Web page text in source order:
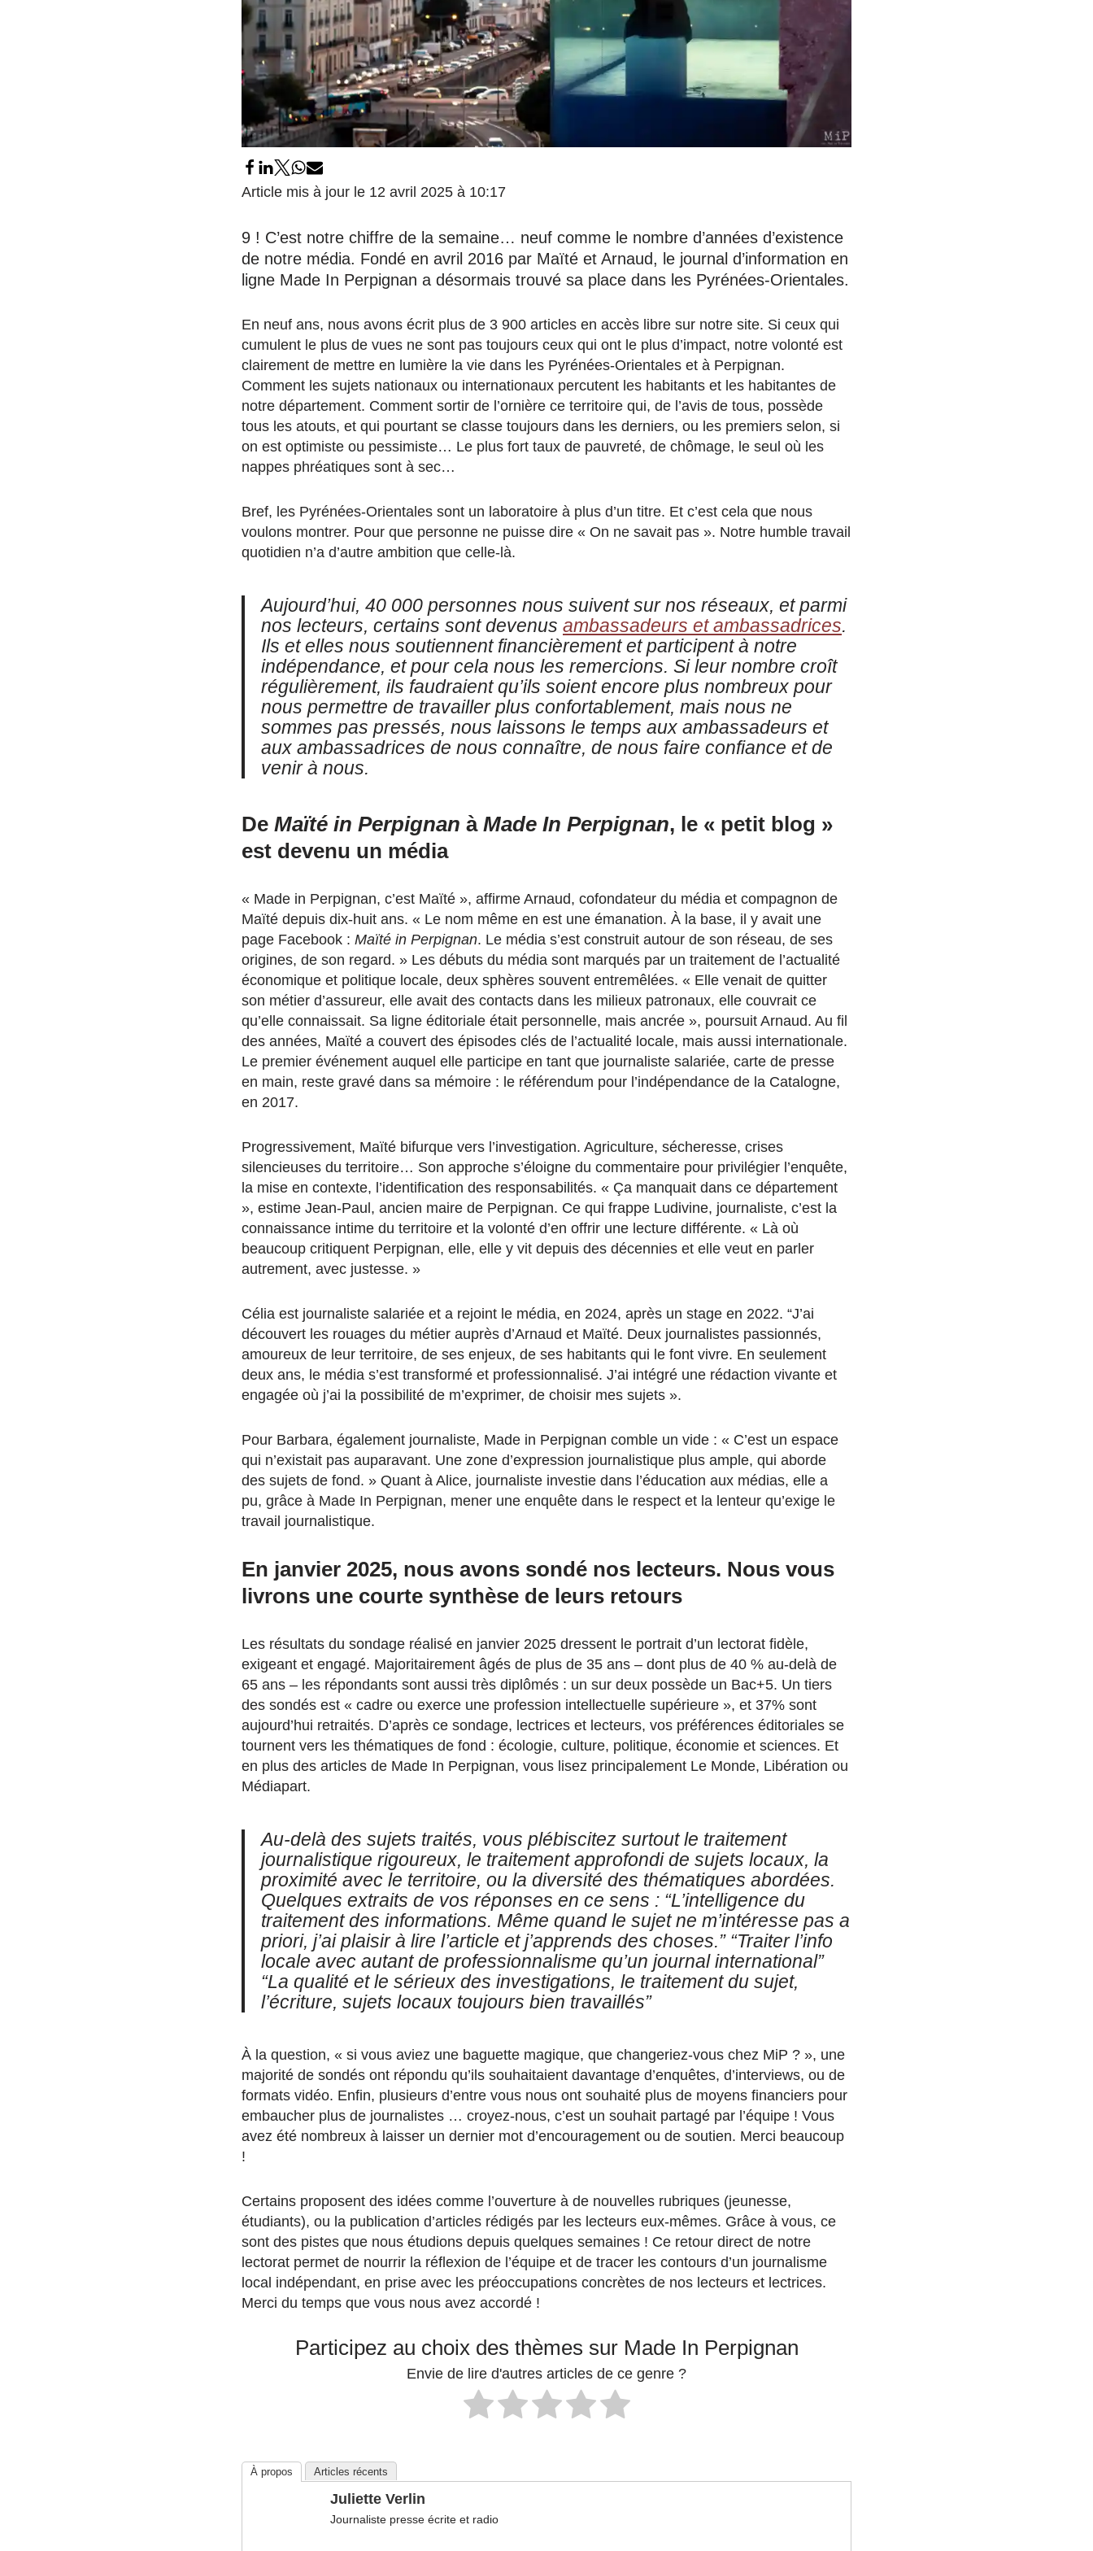
Article mis à jour le 12 avril 2025 à 10:17
9 ! C’est notre chiffre de la semaine… neuf comme le nombre d’années d’existence
de notre média. Fondé en avril 2016 par Maïté et Arnaud, le journal d’information en
ligne Made In Perpignan a désormais trouvé sa place dans les Pyrénées-Orientales.
En neuf ans, nous avons écrit plus de 3 900 articles en accès libre sur notre site. Si ceux qui
cumulent le plus de vues ne sont pas toujours ceux qui ont le plus d’impact, notre volonté est
clairement de mettre en lumière la vie dans les Pyrénées-Orientales et à Perpignan.
Comment les sujets nationaux ou internationaux percutent les habitants et les habitantes de
notre département. Comment sortir de l’ornière ce territoire qui, de l’avis de tous, possède
tous les atouts, et qui pourtant se classe toujours dans les derniers, ou les premiers selon, si
on est optimiste ou pessimiste… Le plus fort taux de pauvreté, de chômage, le seul où les
nappes phréatiques sont à sec…
Bref, les Pyrénées-Orientales sont un laboratoire à plus d’un titre. Et c’est cela que nous
voulons montrer. Pour que personne ne puisse dire « On ne savait pas ». Notre humble travail
quotidien n’a d’autre ambition que celle-là.
Aujourd’hui, 40 000 personnes nous suivent sur nos réseaux, et parmi
nos lecteurs, certains sont devenus ambassadeurs et ambassadrices.
Ils et elles nous soutiennent financièrement et participent à notre
indépendance, et pour cela nous les remercions. Si leur nombre croît
régulièrement, ils faudraient qu’ils soient encore plus nombreux pour
nous permettre de travailler plus confortablement, mais nous ne
sommes pas pressés, nous laissons le temps aux ambassadeurs et
aux ambassadrices de nous connaître, de nous faire confiance et de
venir à nous.
De Maïté in Perpignan à Made In Perpignan, le « petit blog »
est devenu un média
« Made in Perpignan, c’est Maïté », affirme Arnaud, cofondateur du média et compagnon de
Maïté depuis dix-huit ans. « Le nom même en est une émanation. À la base, il y avait une
page Facebook : Maïté in Perpignan. Le média s’est construit autour de son réseau, de ses
origines, de son regard. » Les débuts du média sont marqués par un traitement de l’actualité
économique et politique locale, deux sphères souvent entremêlées. « Elle venait de quitter
son métier d’assureur, elle avait des contacts dans les milieux patronaux, elle couvrait ce
qu’elle connaissait. Sa ligne éditoriale était personnelle, mais ancrée », poursuit Arnaud. Au fil
des années, Maïté a couvert des épisodes clés de l’actualité locale, mais aussi internationale.
Le premier événement auquel elle participe en tant que journaliste salariée, carte de presse
en main, reste gravé dans sa mémoire : le référendum pour l’indépendance de la Catalogne,
en 2017.
Progressivement, Maïté bifurque vers l’investigation. Agriculture, sécheresse, crises
silencieuses du territoire… Son approche s’éloigne du commentaire pour privilégier l’enquête,
la mise en contexte, l’identification des responsabilités. « Ça manquait dans ce département
», estime Jean-Paul, ancien maire de Perpignan. Ce qui frappe Ludivine, journaliste, c’est la
connaissance intime du territoire et la volonté d’en offrir une lecture différente. « Là où
beaucoup critiquent Perpignan, elle, elle y vit depuis des décennies et elle veut en parler
autrement, avec justesse. »
Célia est journaliste salariée et a rejoint le média, en 2024, après un stage en 2022. “J’ai
découvert les rouages du métier auprès d’Arnaud et Maïté. Deux journalistes passionnés,
amoureux de leur territoire, de ses enjeux, de ses habitants qui le font vivre. En seulement
deux ans, le média s’est transformé et professionnalisé. J’ai intégré une rédaction vivante et
engagée où j’ai la possibilité de m’exprimer, de choisir mes sujets ».
Pour Barbara, également journaliste, Made in Perpignan comble un vide : « C’est un espace
qui n’existait pas auparavant. Une zone d’expression journalistique plus ample, qui aborde
des sujets de fond. » Quant à Alice, journaliste investie dans l’éducation aux médias, elle a
pu, grâce à Made In Perpignan, mener une enquête dans le respect et la lenteur qu’exige le
travail journalistique.
En janvier 2025, nous avons sondé nos lecteurs. Nous vous
livrons une courte synthèse de leurs retours
Les résultats du sondage réalisé en janvier 2025 dressent le portrait d’un lectorat fidèle,
exigeant et engagé. Majoritairement âgés de plus de 35 ans – dont plus de 40 % au-delà de
65 ans – les répondants sont aussi très diplômés : un sur deux possède un Bac+5. Un tiers
des sondés est « cadre ou exerce une profession intellectuelle supérieure », et 37% sont
aujourd’hui retraités. D’après ce sondage, lectrices et lecteurs, vos préférences éditoriales se
tournent vers les thématiques de fond : écologie, culture, politique, économie et sciences. Et
en plus des articles de Made In Perpignan, vous lisez principalement Le Monde, Libération ou
Médiapart.
Au-delà des sujets traités, vous plébiscitez surtout le traitement
journalistique rigoureux, le traitement approfondi de sujets locaux, la
proximité avec le territoire, ou la diversité des thématiques abordées.
Quelques extraits de vos réponses en ce sens : “L’intelligence du
traitement des informations. Même quand le sujet ne m’intéresse pas a
priori, j’ai plaisir à lire l’article et j’apprends des choses.” “Traiter l’info
locale avec autant de professionnalisme qu’un journal international”
“La qualité et le sérieux des investigations, le traitement du sujet,
l’écriture, sujets locaux toujours bien travaillés”
À la question, « si vous aviez une baguette magique, que changeriez-vous chez MiP ? », une
majorité de sondés ont répondu qu’ils souhaitaient davantage d’enquêtes, d’interviews, ou de
formats vidéo. Enfin, plusieurs d’entre vous nous ont souhaité plus de moyens financiers pour
embaucher plus de journalistes … croyez-nous, c’est un souhait partagé par l’équipe ! Vous
avez été nombreux à laisser un dernier mot d’encouragement ou de soutien. Merci beaucoup
!
Certains proposent des idées comme l’ouverture à de nouvelles rubriques (jeunesse,
étudiants), ou la publication d’articles rédigés par les lecteurs eux-mêmes. Grâce à vous, ce
sont des pistes que nous étudions depuis quelques semaines ! Ce retour direct de notre
lectorat permet de nourrir la réflexion de l’équipe et de tracer les contours d’un journalisme
local indépendant, en prise avec les préoccupations concrètes de nos lecteurs et lectrices.
Merci du temps que vous nous avez accordé !
Participez au choix des thèmes sur Made In Perpignan
Envie de lire d'autres articles de ce genre ?
À propos Articles récents
Juliette Verlin
Journaliste presse écrite et radio